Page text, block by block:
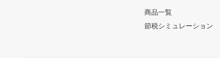
商品一覧
節税シミュレーション